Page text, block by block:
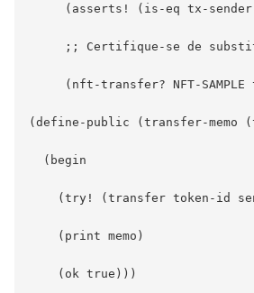
(asserts! (is-eq tx-sender
;; Certifique-se de
(nft-transfer? NFT-SAMPLE
(define-public (transfer-
  (begin
(try! (transfer token-id
    (print memo)
    (ok true)))